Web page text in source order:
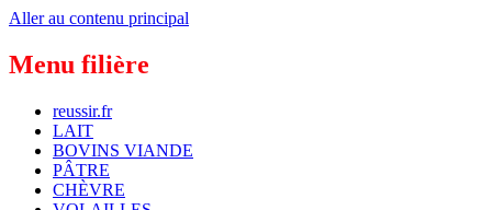
Aller au contenu principal
Menu filière
reussir.fr
LAIT
BOVINS VIANDE
PÂTRE
CHÈVRE